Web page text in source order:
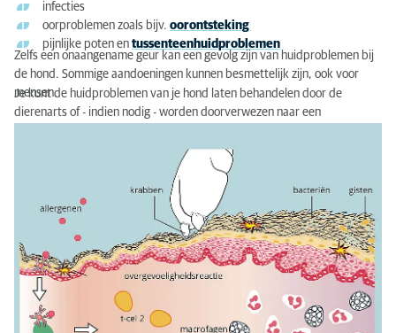
Operatie nodig bij oorproblemen?
Huidallergie bij honden
Kosten van dermatologie bij honden
infecties
oorproblemen zoals bijv. oorontsteking
pijnlijke poten en tussenteenhuidproblemen
Zelfs een onaangename geur kan een gevolg zijn van huidproblemen bij
de hond. Sommige aandoeningen kunnen besmettelijk zijn, ook voor
mensen.
Je kunt de huidproblemen van je hond laten behandelen door de
dierenarts of - indien nodig - worden doorverwezen naar een